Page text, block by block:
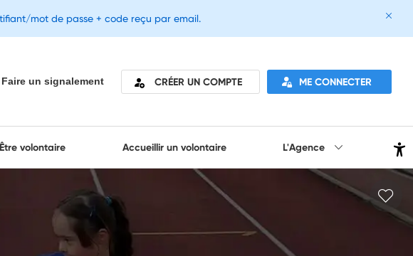
Faire un signalement CRÉER UN COMPTE ME CONNECTER
Être volontaire Accueillir un volontaire L'Agence
mot de passe + code reçu par email.